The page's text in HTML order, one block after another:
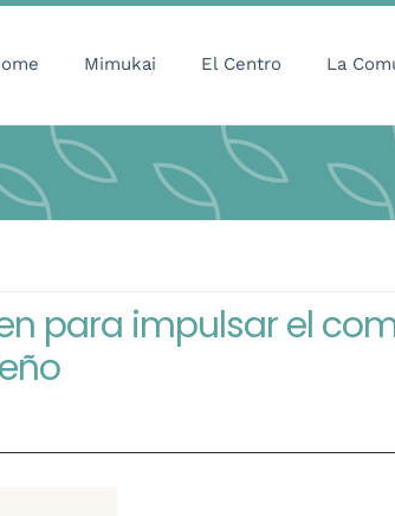
Mimukai El Centro La
para impulsar el